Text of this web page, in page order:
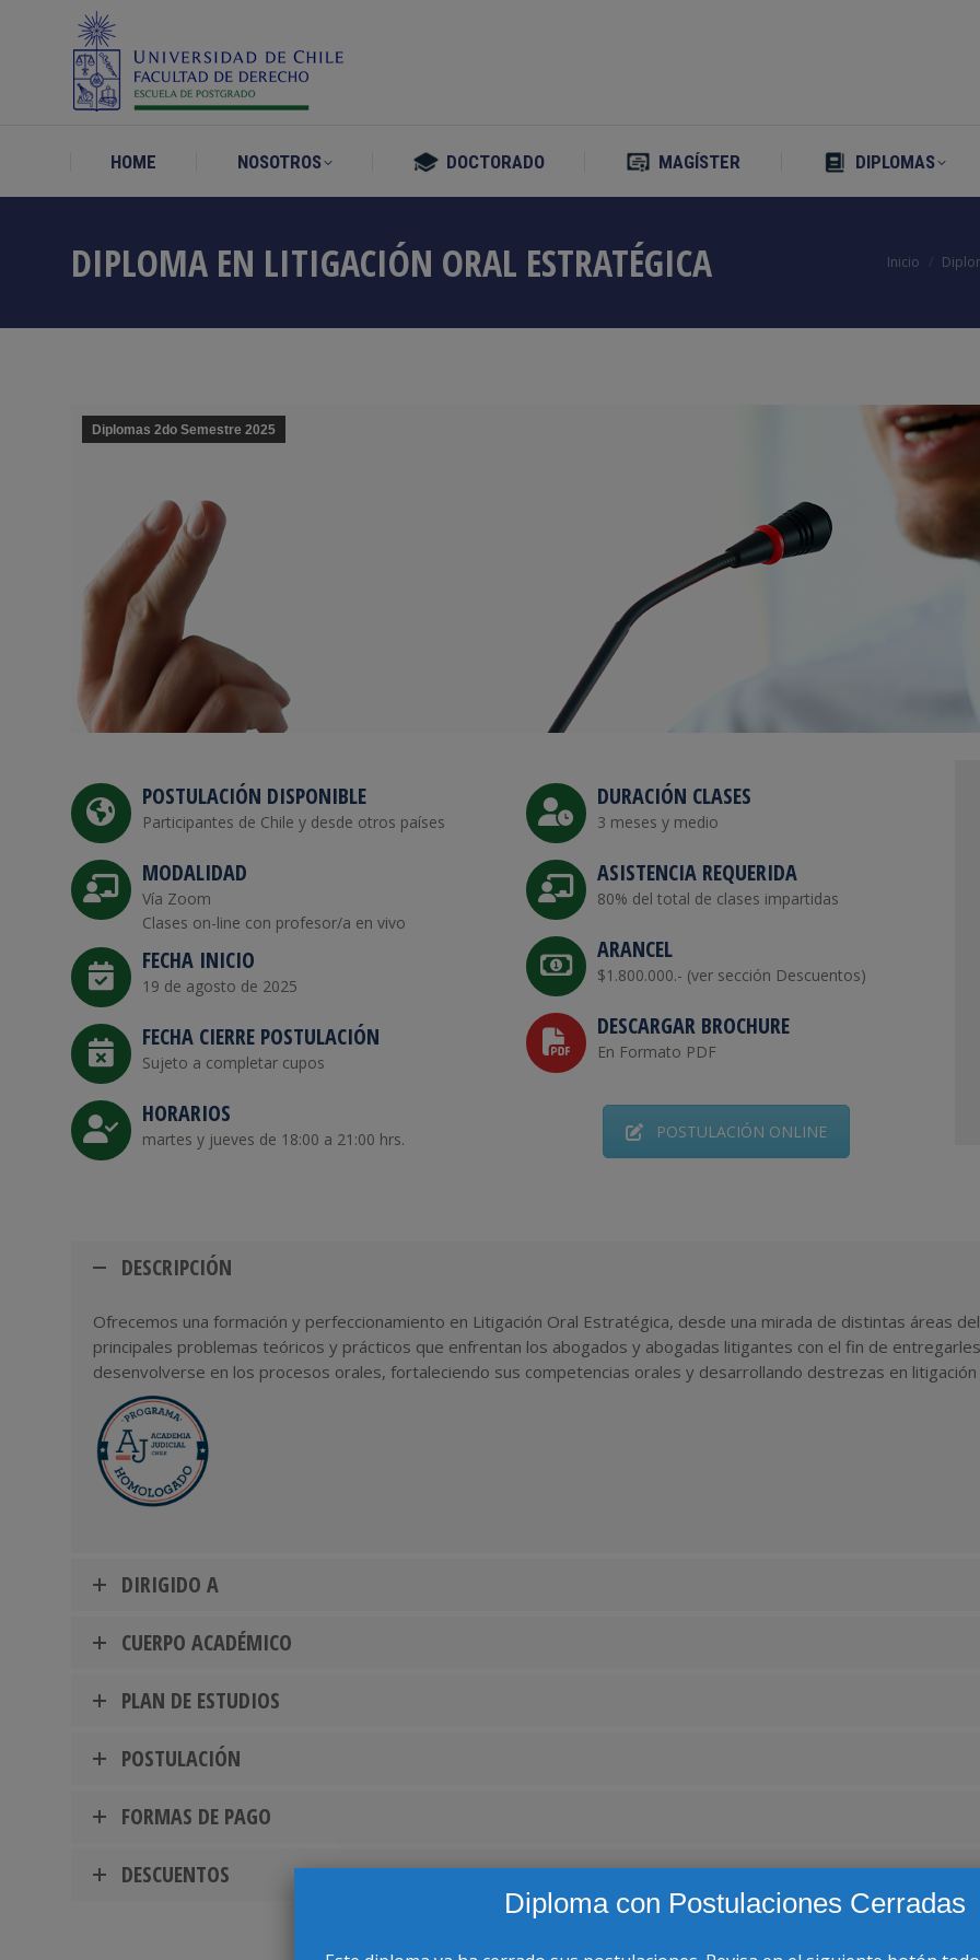
HOME NOSOTROS DOCTORADO MAGÍSTER DIPLOMAS
DIPLOMA EN LITIGACIÓN ORAL ESTRATÉGICA Estás aquí:
Inicio
Diplomas 2do Semestre 2025
POSTULACIÓN DISPONIBLE
Participantes de Chile y desde otros países
MODALIDAD
Vía Zoom
Clases on-line con profesor/a en vivo
FECHA INICIO
19 de agosto de 2025
FECHA CIERRE POSTULACIÓN
Sujeto a completar cupos
HORARIOS
martes y jueves de 18:00 a 21:00 hrs.
DURACIÓN CLASES
3 meses y medio
ASISTENCIA REQUERIDA
80% del total de clases impartidas
ARANCEL
$1.800.000.- (ver sección Descuentos)
DESCARGAR BROCHURE
En Formato PDF
POSTULACIÓN ONLINE
DESCRIPCIÓN
Ofrecemos una formación y perfeccionamiento en Litigación Oral Estratégica, desde una mirada de distintas áreas
principales problemas teóricos y prácticos que enfrentan los abogados y abogadas litigantes con el fin de
desenvolverse en los procesos orales, fortaleciendo sus competencias orales y desarrollando destrezas en
DIRIGIDO A
CUERPO ACADÉMICO
PLAN DE ESTUDIOS
POSTULACIÓN
FORMAS DE PAGO
DESCUENTOS
Diploma con Postulaciones Cerradas
HOME